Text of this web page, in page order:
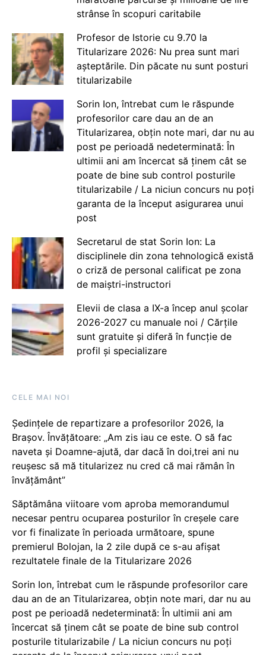
strânse în scopuri caritabile
Profesor de Istorie cu 9.70 la
Titularizare 2026: Nu prea sunt mari
așteptările. Din păcate nu sunt posturi
titularizabile
Sorin Ion, întrebat cum le răspunde
profesorilor care dau an de an
Titularizarea, obțin note mari, dar nu au
post pe perioadă nedeterminată: În
ultimii ani am încercat să ținem cât se
poate de bine sub control posturile
titularizabile / La niciun concurs nu poți
garanta de la început asigurarea unui
post
Secretarul de stat Sorin Ion: La
disciplinele din zona tehnologică există
o criză de personal calificat pe zona
de maiștri-instructori
Elevii de clasa a IX-a încep anul școlar
2026-2027 cu manuale noi / Cărțile
sunt gratuite și diferă în funcție de
profil și specializare
CELE MAI NOI
Ședințele de repartizare a profesorilor 2026, la
Brașov. Învățătoare: „Am zis iau ce este. O să fac
naveta și Doamne-ajută, dar dacă în doi,trei ani nu
reușesc să mă titularizez nu cred că mai rămân în
învățământ”
Săptămâna viitoare vom aproba memorandumul
necesar pentru ocuparea posturilor în creșele care
vor fi finalizate în perioada următoare, spune
premierul Bolojan, la 2 zile după ce s-au afișat
rezultatele finale de la Titularizare 2026
Sorin Ion, întrebat cum le răspunde profesorilor care
dau an de an Titularizarea, obțin note mari, dar nu au
post pe perioadă nedeterminată: În ultimii ani am
încercat să ținem cât se poate de bine sub control
posturile titularizabile / La niciun concurs nu poți